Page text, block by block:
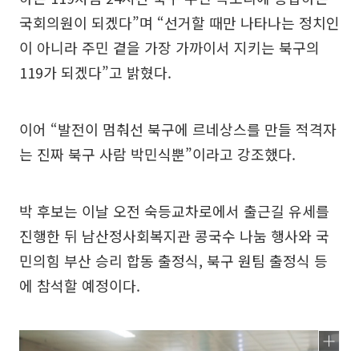
국회의원이 되겠다”며 “선거할 때만 나타나는 정치인
이 아니라 주민 곁을 가장 가까이서 지키는 북구의
119가 되겠다”고 밝혔다.
이어 “발전이 멈춰선 북구에 르네상스를 만들 적격자
는 진짜 북구 사람 박민식뿐”이라고 강조했다.
박 후보는 이날 오전 숙등교차로에서 출근길 유세를
진행한 뒤 남산정사회복지관 콩국수 나눔 행사와 국
민의힘 부산 승리 합동 출정식, 북구 원팀 출정식 등
에 참석할 예정이다.